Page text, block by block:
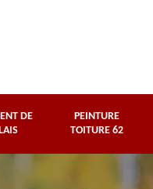
DE
PEINTURE
TOITURE 62